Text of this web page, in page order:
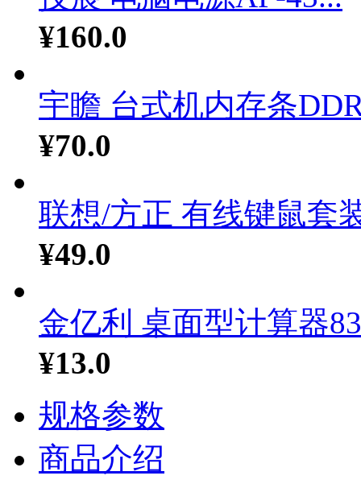
¥160.0
宇瞻 台式机内存条
¥70.0
联想/方正 有线键鼠套
¥49.0
金亿利 桌面型计算器
¥13.0
规格参数
商品介绍